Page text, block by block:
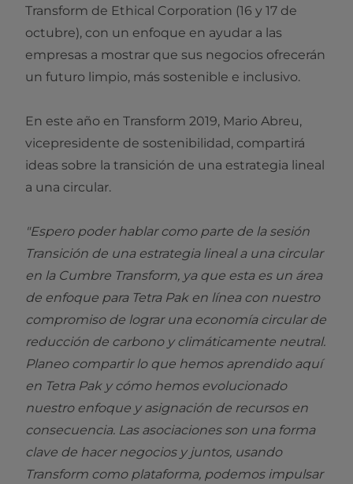
Transform de Ethical Corporation (16 y 17 de
octubre), con un enfoque en ayudar a las
empresas a mostrar que sus negocios ofrecerán
un futuro limpio, más sostenible e inclusivo.
En este año en Transform 2019, Mario Abreu,
vicepresidente de sostenibilidad, compartirá
ideas sobre la transición de una estrategia lineal
a una circular.
"Espero poder hablar como parte de la sesión
Transición de una estrategia lineal a una circular
en la Cumbre Transform, ya que esta es un área
de enfoque para Tetra Pak en línea con nuestro
compromiso de lograr una economía circular de
reducción de carbono y climáticamente neutral.
Planeo compartir lo que hemos aprendido aquí
en Tetra Pak y cómo hemos evolucionado
nuestro enfoque y asignación de recursos en
consecuencia. Las asociaciones son una forma
clave de hacer negocios y juntos, usando
Transform como plataforma, podemos impulsar